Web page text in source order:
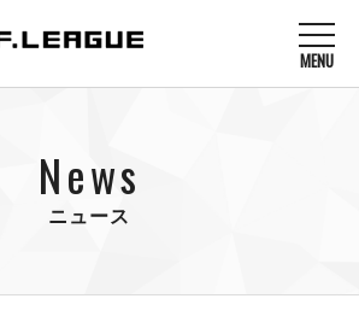
MENU
MATCHESNews
ニュース